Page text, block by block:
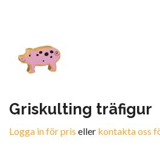
Griskulting träfigur
Logga in för pris eller kontakta oss